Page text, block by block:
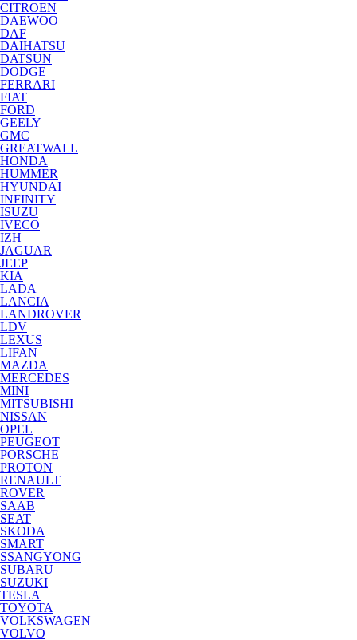
CITROEN
DAEWOO
DAF
DAIHATSU
DATSUN
DODGE
FERRARI
FIAT
FORD
GEELY
GMC
GREATWALL
HONDA
HUMMER
HYUNDAI
INFINITY
ISUZU
IVECO
IZH
JAGUAR
JEEP
KIA
LADA
LANCIA
LANDROVER
LDV
LEXUS
LIFAN
MAZDA
MERCEDES
MINI
MITSUBISHI
NISSAN
OPEL
PEUGEOT
PORSCHE
PROTON
RENAULT
ROVER
SAAB
SEAT
SKODA
SMART
SSANGYONG
SUBARU
SUZUKI
TESLA
TOYOTA
VOLKSWAGEN
VOLVO